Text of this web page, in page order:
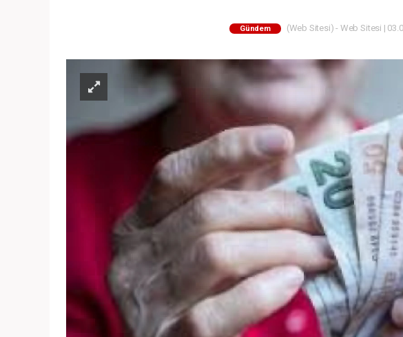
Gündem (Web Sitesi) - Web Sitesi |